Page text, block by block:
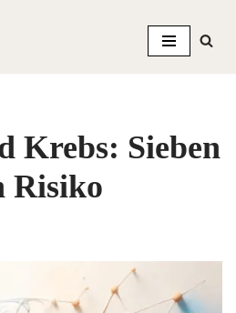
Krebs: Sieben
Risiko